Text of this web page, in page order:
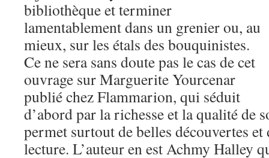
bibliothèque et terminer
lamentablement dans un grenier ou, au
mieux, sur les étals des bouquinistes.
Ce ne sera sans doute pas le cas de cet
ouvrage sur Marguerite Yourcenar
publié chez Flammarion, qui séduit
d’abord par la richesse et la qualité de
permet surtout de belles découvertes et
lecture. L’auteur en est Achmy Halley